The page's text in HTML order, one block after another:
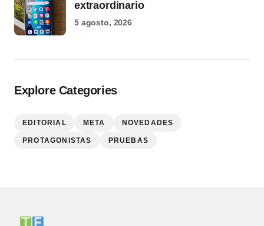
extraordinario
5 agosto, 2026
Explore Categories
EDITORIAL META NOVEDADES
PROTAGONISTAS PRUEBAS